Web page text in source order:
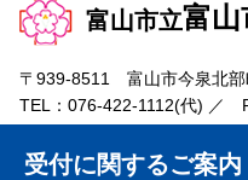
受付に関するご案内
富山市立富山
〒939-8511 富山市今泉北部
TEL： 076-422-1112(代) ／